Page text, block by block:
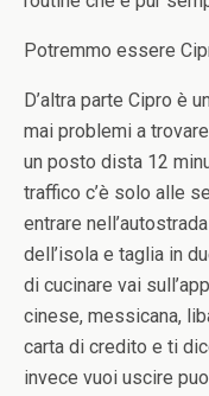
Potremmo essere
D’altra parte Cipro è
mai problemi a
un posto dista 12
traffico c’è solo alle
entrare
dell’isola e taglia in
di cucinare vai
cinese, messicana,
carta di credito e ti
invece vuoi uscire